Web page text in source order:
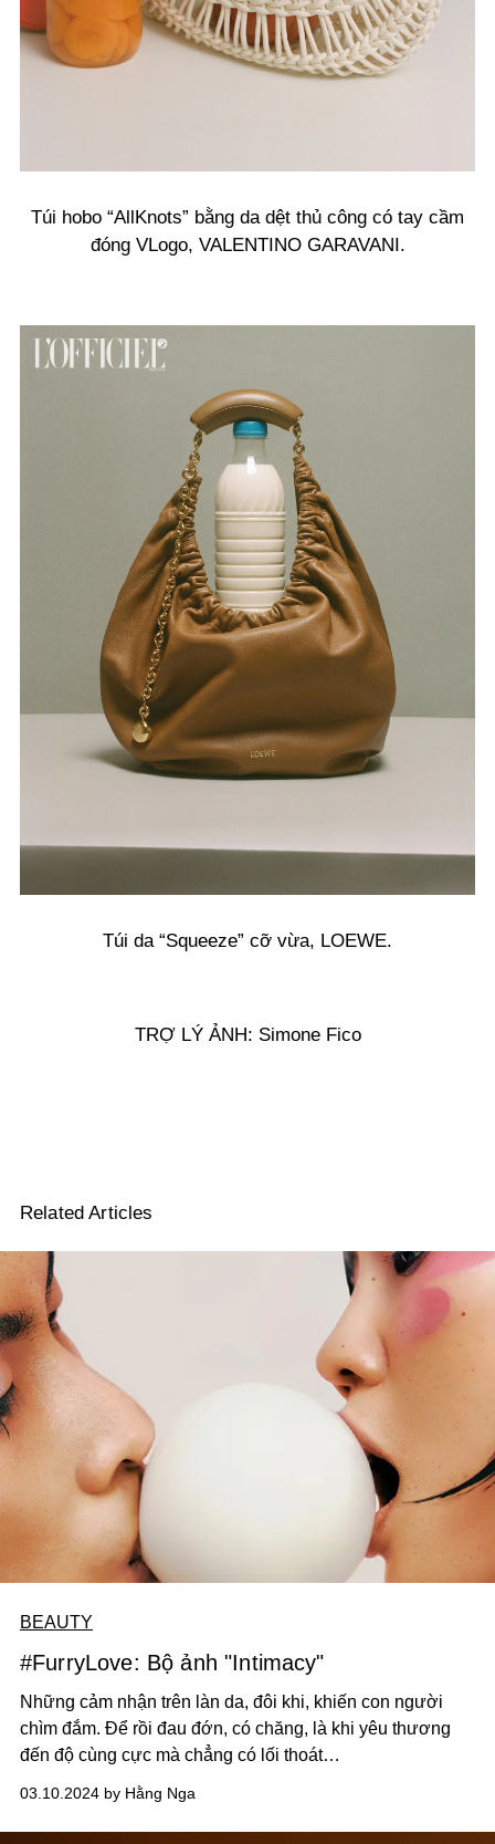
Túi hobo “AllKnots” bằng da dệt thủ công có tay cầm
đóng VLogo, VALENTINO GARAVANI.
Túi da “Squeeze” cỡ vừa, LOEWE.
TRỢ LÝ ẢNH: Simone Fico
Related Articles
BEAUTY
#FurryLove: Bộ ảnh "Intimacy"
Những cảm nhận trên làn da, đôi khi, khiến con người
chìm đắm. Để rồi đau đớn, có chăng, là khi yêu thương
đến độ cùng cực mà chẳng có lối thoát…
03.10.2024 by Hằng Nga